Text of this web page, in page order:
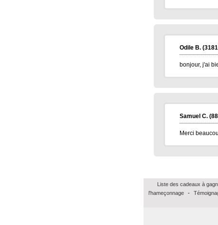
Odile B.
bonjour, j'ai
Samuel C.
Merci
Liste des cadeaux à
l'hameçonnage
-